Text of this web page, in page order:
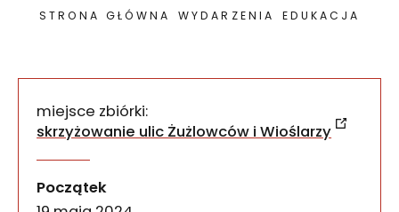
STRONA GŁÓWNA WYDARZENIA EDUKACJA
miejsce zbiórki:
skrzyżowanie ulic Żużlowców i Wioślarzy
W ramach cyklu Sezony zapraszamy na
Początek